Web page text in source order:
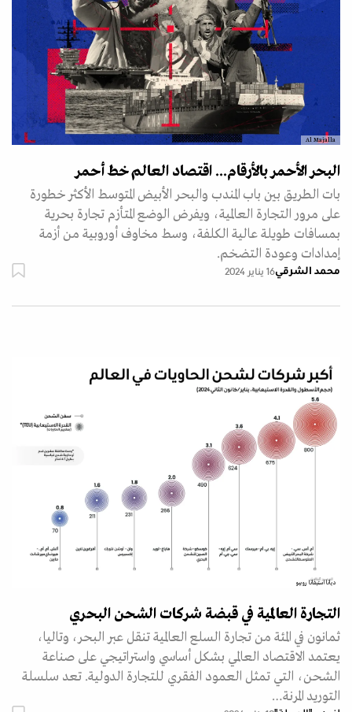
Al Majalla
البحر الأحمر بالأرقام... اقتصاد العالم خط أحمر
بات الطريق بين باب المندب والبحر الأبيض المتوسط الأكثر خطورة
على مرور التجارة العالمية، ويفرض الوضع المتأزم تجارة بحرية
بمسافات طويلة عالية الكلفة، وسط مخاوف أوروبية من أزمة
إمدادات وعودة التضخم.
محمد الشرقي16 يناير 2024
ديانا استيفانا روبيو
التجارة العالمية في قبضة شركات الشحن البحري
ثمانون في المئة من تجارة السلع العالمية تنقل عبر البحر، وتاليا،
يعتمد الاقتصاد العالمي بشكل أساسي واستراتيجي على صناعة
الشحن، التي تمثل العمود الفقري للتجارة الدولية. تعد سلسلة
التوريد المرنة…